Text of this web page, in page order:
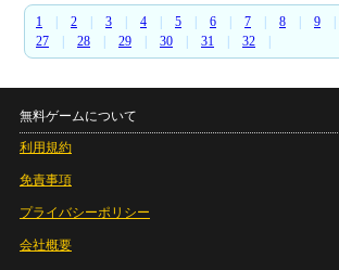
1
2 3 4 5 6 7 8 9
27
28 29 30 31 32
無料ゲームについて
利用規約
免責事項
プライバシーポリシー
会社概要